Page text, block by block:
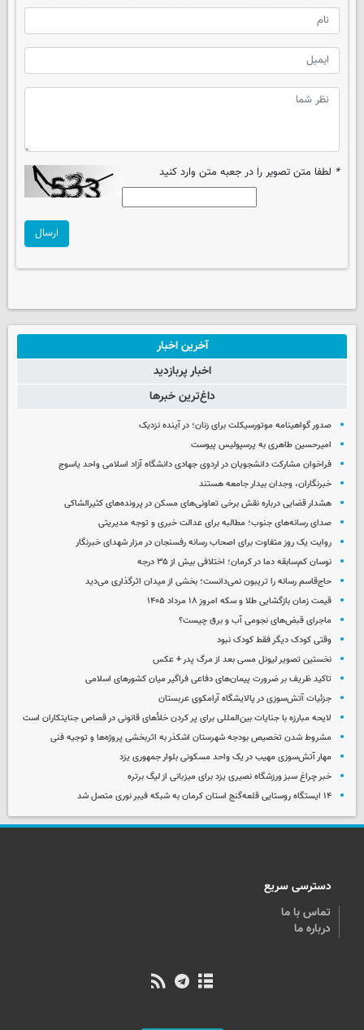
* لطفا متن تصویر را در جعبه متن وارد کنید
ارسال
آخرین اخبار
اخبار پربازدید
داغ‌ترین خبرها
صدور گواهینامه موتورسیکلت برای زنان؛ در آینده نزدیک
امیرحسین طاهری به پرسپولیس پیوست
فراخوان مشارکت دانشجویان در اردوی جهادی دانشگاه آزاد اسلامی واحد یاسوج
خبرنگاران، وجدان بیدار جامعه هستند
هشدار قضایی درباره نقش برخی تعاونی‌های مسکن در پرونده‌های کثیرالشاکی
صدای رسانه‌های جنوب؛ مطالبه برای عدالت خبری و توجه مدیریتی
روایت یک روز متفاوت برای اصحاب رسانه رفسنجان در مزار شهدای خبرنگار
نوسان کم‌سابقه دما در کرمان؛ اختلافی بیش از ۳۵ درجه
حاج‌قاسم رسانه را تریبون نمی‌دانست؛ بخشی از میدان اثرگذاری می‌دید
قیمت زمان بازگشایی طلا و سکه امروز ۱۸ مرداد ۱۴۰۵
ماجرای قبض‌های نجومی آب و برق چیست؟
وقتی کودک دیگر فقط کودک نبود
نخستین تصویر لیونل مسی بعد از مرگ پدر + عکس
تاکید ظریف بر ضرورت پیمان‌های دفاعی فراگیر میان کشورهای اسلامی
جزئیات آتش‌سوزی در پالایشگاه آرامکوی عربستان
لایحه مبارزه با جنایات بین‌المللی برای پر کردن خلأهای قانونی در قصاص جنایتکاران است
مشروط شدن تخصیص بودجه شهرستان اشکذر به اثربخشی پروژه‌ها و توجیه فنی
مهار آتش‌سوزی مهیب در یک واحد مسکونی بلوار جمهوری یزد
خبر چراغ سبز ورزشگاه نصیری یزد برای میزبانی از لیگ برتره
۱۴ ایستگاه روستایی قلعه‌گنج استان کرمان به شبکه فیبر نوری متصل شد
دسترسی سریع
تماس با ما
درباره ما